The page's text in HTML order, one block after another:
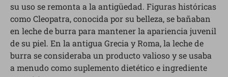
su uso se remonta a la antigüedad. Figuras históricas
como Cleopatra, conocida por su belleza, se bañaban
en leche de burra para mantener la apariencia juvenil
de su piel. En la antigua Grecia y Roma, la leche de
burra se consideraba un producto valioso y se usaba
a menudo como suplemento dietético e ingrediente